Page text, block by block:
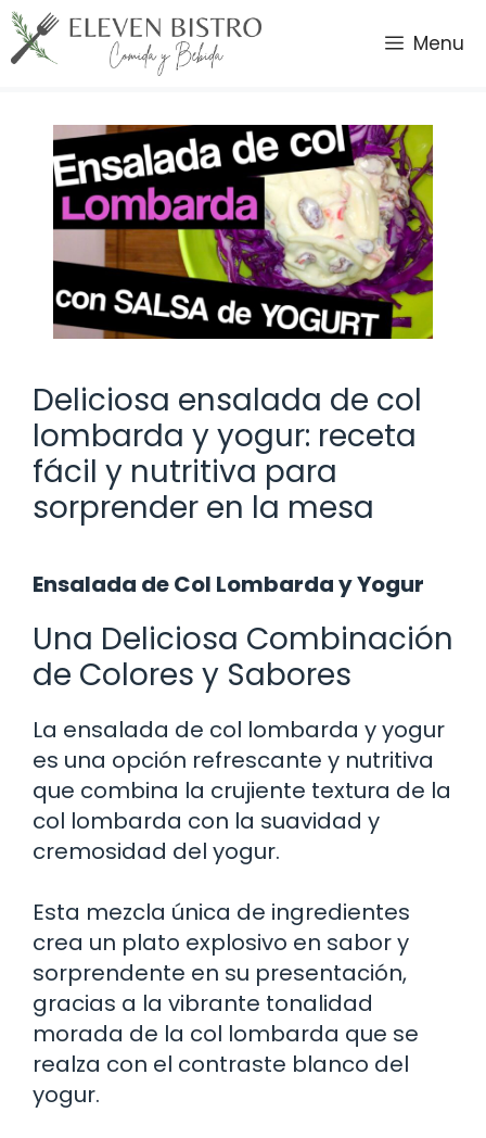
Saltar
al
contenido
Menu
Deliciosa ensalada de col
lombarda y yogur: receta
fácil y nutritiva para
sorprender en la mesa
Ensalada de Col Lombarda y Yogur
Una Deliciosa Combinación
de Colores y Sabores
La ensalada de col lombarda y yogur
es una opción refrescante y nutritiva
que combina la crujiente textura de la
col lombarda con la suavidad y
cremosidad del yogur.
Esta mezcla única de ingredientes
crea un plato explosivo en sabor y
sorprendente en su presentación,
gracias a la vibrante tonalidad
morada de la col lombarda que se
realza con el contraste blanco del
yogur.